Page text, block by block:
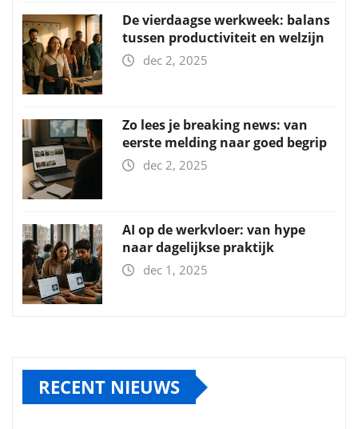
De vierdaagse werkweek: balans
tussen productiviteit en welzijn
dec 2, 2025
Zo lees je breaking news: van
eerste melding naar goed begrip
dec 2, 2025
AI op de werkvloer: van hype
naar dagelijkse praktijk
dec 1, 2025
RECENT NIEUWS